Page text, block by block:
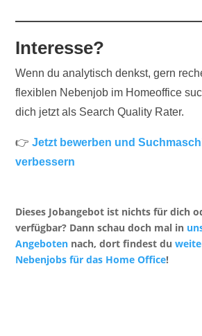
Interesse?
Wenn du analytisch denkst, gern
flexiblen Nebenjob im Homeoffice
dich jetzt als Search Quality Rater.
👉Jetzt bewerben und
verbessern
Dieses Jobangebot ist nichts für dich
verfügbar? Dann schau doch mal in
Angeboten nach, dort findest du
Nebenjobs für das Home Office!